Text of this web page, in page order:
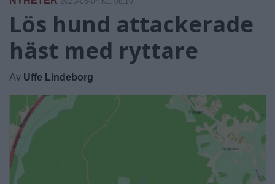
Lös hund attackerade
häst med ryttare
Av Uffe Lindeborg